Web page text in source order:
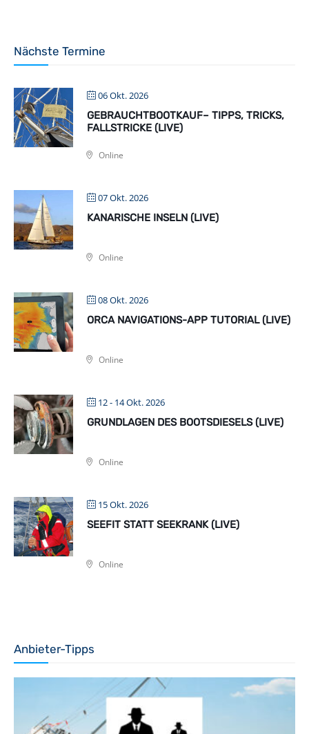
Nächste Termine
06 Okt. 2026
GEBRAUCHTBOOTKAUF– TIPPS, TRICKS,
FALLSTRICKE (LIVE)
Online
07 Okt. 2026
KANARISCHE INSELN (LIVE)
Online
08 Okt. 2026
ORCA NAVIGATIONS-APP TUTORIAL (LIVE)
Online
12 - 14 Okt. 2026
GRUNDLAGEN DES BOOTSDIESELS (LIVE)
Online
15 Okt. 2026
SEEFIT STATT SEEKRANK (LIVE)
Online
Anbieter-Tipps